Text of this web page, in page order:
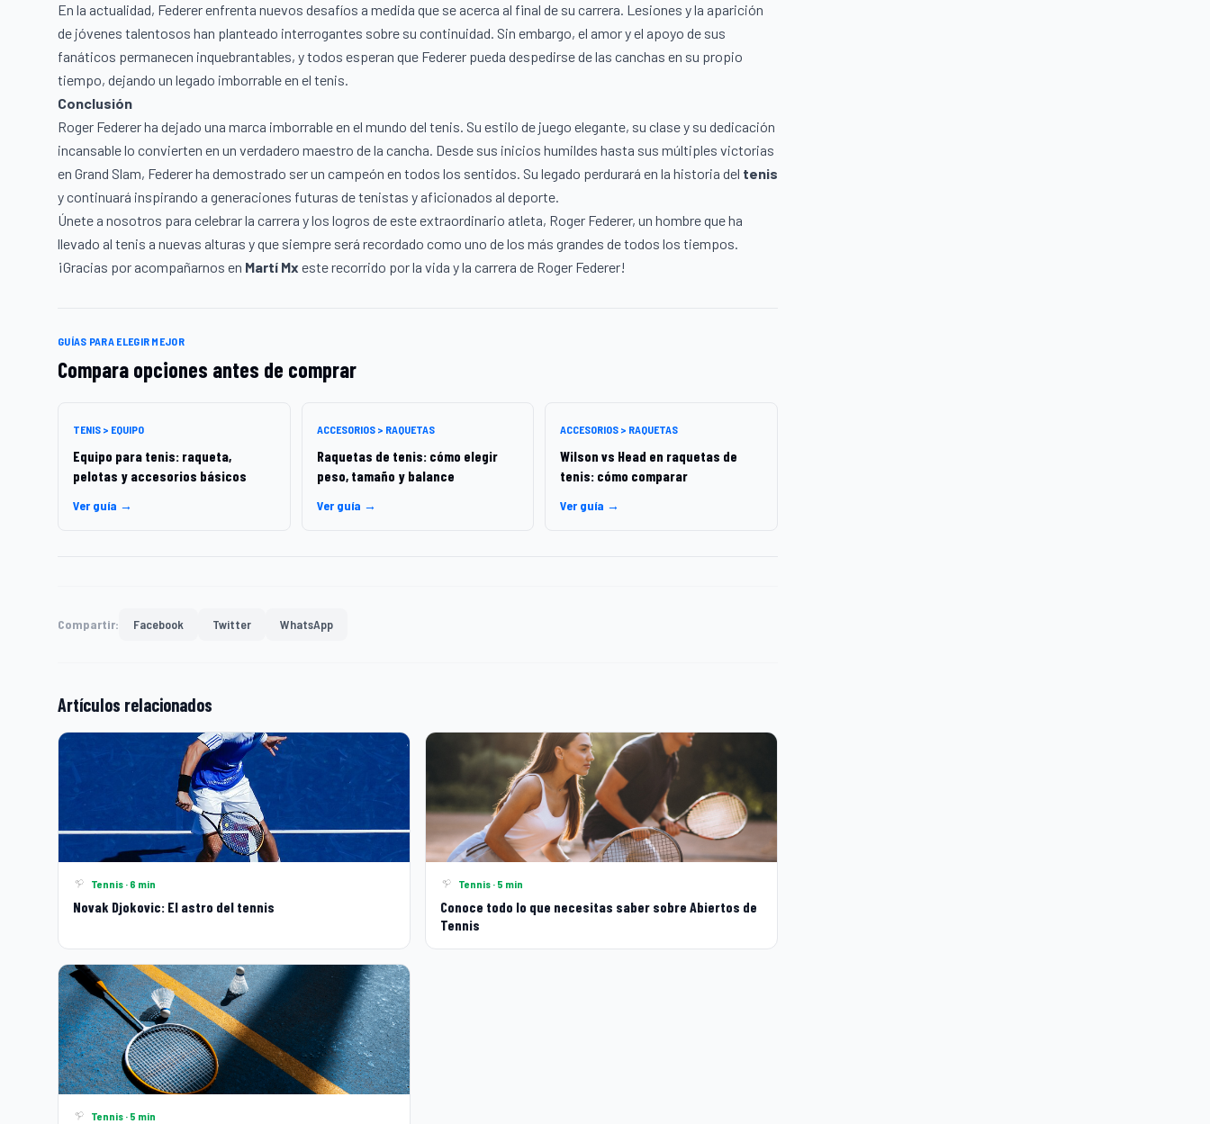
En la actualidad, Federer enfrenta nuevos desafíos a medida que se acerca al final de su carrera. Lesiones y la aparición
de jóvenes talentosos han planteado interrogantes sobre su continuidad. Sin embargo, el amor y el apoyo de sus
fanáticos permanecen inquebrantables, y todos esperan que Federer pueda despedirse de las canchas en su propio
tiempo, dejando un legado imborrable en el tenis.
Conclusión
Roger Federer ha dejado una marca imborrable en el mundo del tenis. Su estilo de juego elegante, su clase y su dedicación
incansable lo convierten en un verdadero maestro de la cancha. Desde sus inicios humildes hasta sus múltiples victorias
en Grand Slam, Federer ha demostrado ser un campeón en todos los sentidos. Su legado perdurará en la historia del tenis
y continuará inspirando a generaciones futuras de tenistas y aficionados al deporte.
Únete a nosotros para celebrar la carrera y los logros de este extraordinario atleta, Roger Federer, un hombre que ha
llevado al tenis a nuevas alturas y que siempre será recordado como uno de los más grandes de todos los tiempos.
¡Gracias por acompañarnos en Martí Mx este recorrido por la vida y la carrera de Roger Federer!
GUÍAS PARA ELEGIR MEJOR
Compara opciones antes de comprar
TENIS > EQUIPO
Equipo para tenis: raqueta,
pelotas y accesorios básicos
Ver guía →
ACCESORIOS > RAQUETAS
Raquetas de tenis: cómo elegir
peso, tamaño y balance
Ver guía →
ACCESORIOS > RAQUETAS
Wilson vs Head en raquetas de
tenis: cómo comparar
Ver guía →
Compartir: Facebook Twitter WhatsApp
Artículos relacionados
Tennis · 6 min
Novak Djokovic: El astro del tennis
Tennis · 5 min
Conoce todo lo que necesitas saber sobre Abiertos de
Tennis
Tennis · 5 min